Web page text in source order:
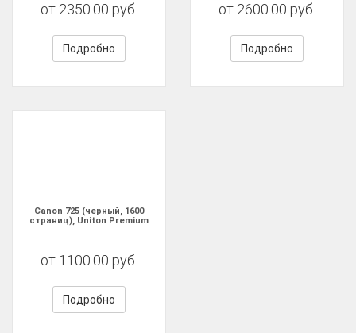
от 2350.00 руб.
Подробно
от 2600.00 руб.
Подробно
Canon 725 (черный, 1600
страниц), Uniton Premium
от 1100.00 руб.
Подробно